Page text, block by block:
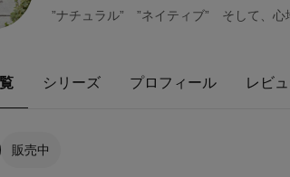
”ナチュラル” ”ネイティブ” そして、心
シリーズ プロフィール レビ
販売中